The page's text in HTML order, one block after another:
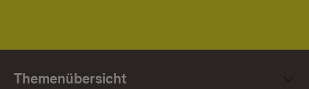
Themenübersicht